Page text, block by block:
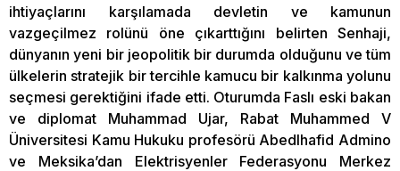
ihtiyaçlarını karşılamada devletin ve kamunun
vazgeçilmez rolünü öne çıkarttığını belirten Senhaji,
dünyanın yeni bir jeopolitik bir durumda olduğunu ve tüm
ülkelerin stratejik bir tercihle kamucu bir kalkınma yolunu
seçmesi gerektiğini ifade etti. Oturumda Faslı eski bakan
ve diplomat Muhammad Ujar, Rabat Muhammed V
Üniversitesi Kamu Hukuku profesörü Abedlhafid Admino
ve Meksika’dan Elektrisyenler Federasyonu Merkez